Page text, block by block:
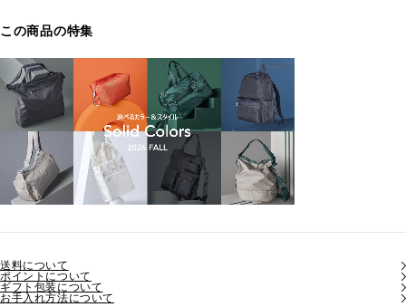
この商品の特集
送料について
ポイントについて
ギフト包装について
お手入れ方法について